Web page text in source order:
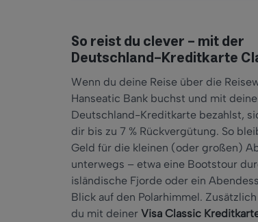
So reist du clever– mit der
Deutschland-Kreditkarte
Wenn du deine Reise über die
Hanseatic Bank buchst und mit
Deutschland-Kreditkarte bezahlst,
dir bis zu 7 % Rückvergütung. So
Geld für die kleinen (oder großen)
unterwegs – etwa eine Bootstour
isländische Fjorde oder ein
Blick auf den Polarhimmel.
du mit deiner Visa Classic